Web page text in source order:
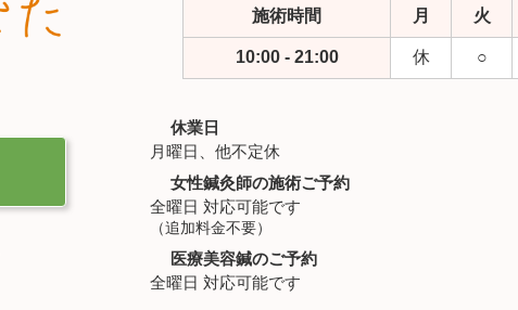
施術時間 月 火
10:00 - 21:00 休 ○
休業日
月曜日、他不定休
女性鍼灸師の施術ご予約
全曜日 対応可能です
（追加料金不要）
医療美容鍼のご予約
全曜日 対応可能です